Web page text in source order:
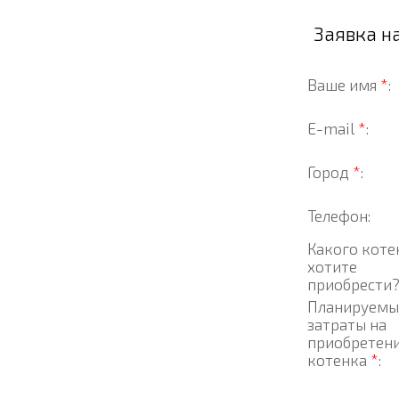
Заявка
Ваше имя *:
E-mail *:
Город *:
Телефон:
Какого
хотите
затраты на
котенка *: